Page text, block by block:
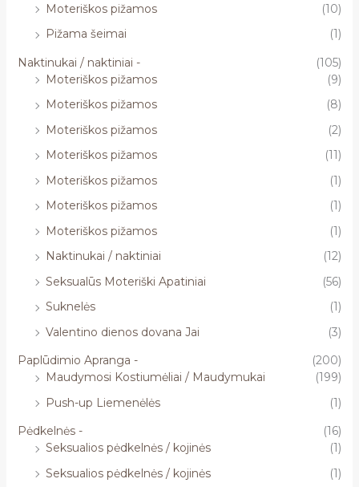
Moteriškos pižamos
(10)
Pižama šeimai
(1)
Naktinukai / naktiniai -
(105)
Moteriškos pižamos
(9)
Moteriškos pižamos
(8)
Moteriškos pižamos
(2)
Moteriškos pižamos
(11)
Moteriškos pižamos
(1)
Moteriškos pižamos
(1)
Moteriškos pižamos
(1)
Naktinukai / naktiniai
(12)
Seksualūs Moteriški Apatiniai
(56)
Suknelės
(1)
Valentino dienos dovana Jai
(3)
Paplūdimio Apranga -
(200)
Maudymosi Kostiumėliai / Maudymukai
(199)
Push-up Liemenėlės
(1)
Pėdkelnės -
(16)
Seksualios pėdkelnės / kojinės
(1)
Seksualios pėdkelnės / kojinės
(1)